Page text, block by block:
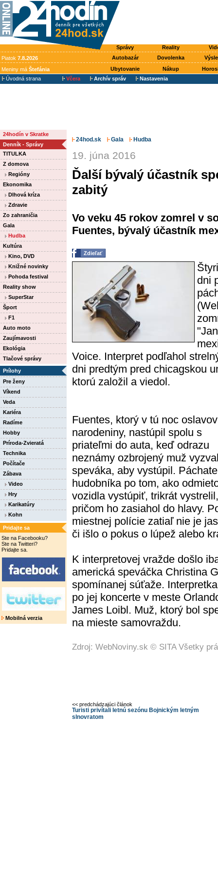
Správy Reality
Piatok 7.8.2026 Autobazár Dovolenka
Meniny má Štefánia Ubytovanie Nákup
Úvodná strana
Včera Archív správ Nastavenia
24hodín v Skratke
Denník - Správy
TITULKA
Z domova
Regióny
Ekonomika
Dlhová kríza
Zdravie
Zo zahraničia
Gala
Hudba
Kultúra
Kino, DVD
Knižné novinky
Pohoda festival
Reality show
SuperStar
Šport
F1
Auto moto
Zaujímavosti
Ekológia
Tlačové správy
Prílohy
Pre ženy
Víkend
Veda
Kariéra
Radíme
Hobby
Príroda-Zvieratá
Technika
Počítače
Zábava
Video
Hry
Karikatúry
Kohn
Pridajte sa
Ste na Facebooku?
Ste na Twitteri?
Pridajte sa.
Mobilná verzia
24hod.sk Gala Hudba
19. júna 2016
Ďalší bývalý účastník
zabitý
Vo veku 45 rokov zomrel v
Fuentes, bývalý účastník
Zdieľať
dni
Voice. Interpret podľahol
dni predtým pred chicagskou
ktorú založil a viedol.
Fuentes, ktorý v tú noc
narodeniny, nastúpil spolu s
priateľmi do auta, keď odrazu
neznámy ozbrojený muž
speváka, aby vystúpil.
hudobníka po tom, ako
vozidla vystúpiť, trikrát vystrelil,
pričom ho zasiahol do hlavy.
miestnej polície zatiaľ nie je
či išlo o pokus o lúpež alebo
K interpretovej vražde došlo
americká speváčka Christina
spomínanej súťaže.
po jej koncerte v meste
James Loibl. Muž, ktorý bol
na mieste samovraždu.
Zdroj: WebNoviny.sk © SITA Všetky
<< predchádzajúci článok
Turisti privítali letnú sezónu Bojnickým letným
slnovratom